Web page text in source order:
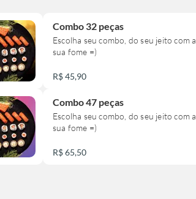
Combo 32 peças
Escolha seu combo, do seu jeito com a
sua fome =)
R$ 45,90
Combo 47 peças
Escolha seu combo, do seu jeito com a
sua fome =)
R$ 65,50